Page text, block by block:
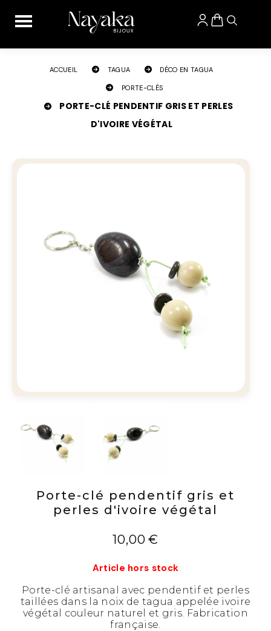
ACCUEIL TAGUA DÉCO EN TAGUA
PORTE-CLÉS
PORTE-CLÉ PENDENTIF GRIS ET PERLES
D'IVOIRE VÉGÉTAL
Porte-clé pendentif gris et
perles d'ivoire végétal
10,00 €
Article hors stock
Porte-clé artisanal avec pendentif et perles
taillées dans la noix de tagua appelée ivoire
végétal couleur naturel et gris. Fabrication
française.